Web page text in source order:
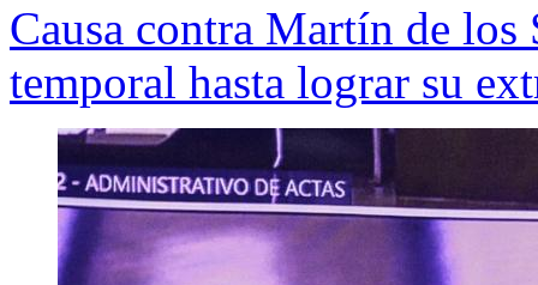
Causa contra Martín de los
temporal hasta lograr su